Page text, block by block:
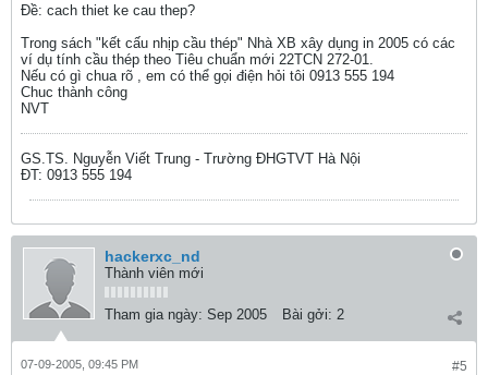
Ðề: cach thiet ke cau thep?
Trong sách "kết cấu nhịp cầu thép" Nhà XB xây dụng in 2005 có các
ví dụ tính cầu thép theo Tiêu chuẩn mới 22TCN 272-01.
Nếu có gì chua rõ , em có thể gọi điện hỏi tôi 0913 555 194
Chuc thành công
NVT
GS.TS. Nguyễn Viết Trung - Trường ĐHGTVT Hà Nội
ĐT: 0913 555 194
hackerxc_nd
Thành viên mới
Tham gia ngày: Sep 2005 Bài gởi: 2
#5
07-09-2005, 09:45 PM